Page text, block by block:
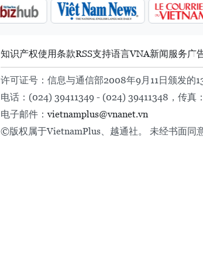
知识产权使用条款RSS支持语言VNA新闻服务广
许可证号：信息与通信部2008年9月11日颁发的
电话：(024) 39411349 - (024) 39411348，传真
电子邮件：vietnamplus@vnanet.vn
©版权属于VietnamPlus、越通社。 未经书面同